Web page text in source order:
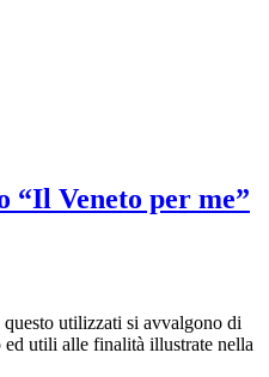
“Il Veneto per me”
utilizzati si avvalgono di
ed utili alle finalità illustrate nella